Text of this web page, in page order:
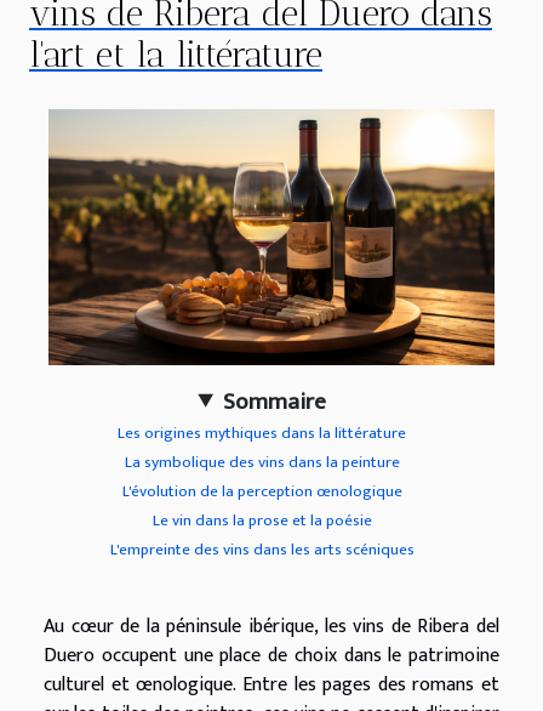
vins de Ribera del Duero dans
l'art et la littérature
Sommaire
Les origines mythiques dans la littérature
La symbolique des vins dans la peinture
L'évolution de la perception œnologique
Le vin dans la prose et la poésie
L'empreinte des vins dans les arts scéniques
Au cœur de la péninsule ibérique, les vins de Ribera del
Duero occupent une place de choix dans le patrimoine
culturel et œnologique. Entre les pages des romans et